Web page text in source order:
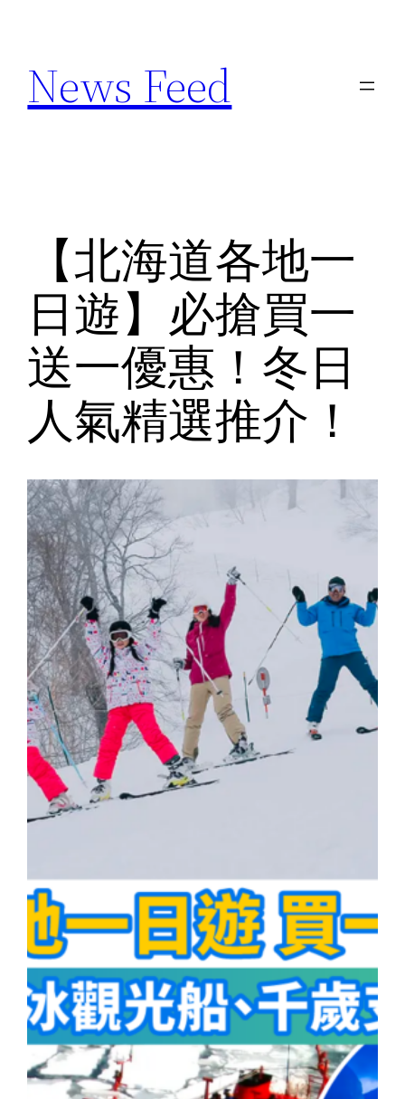
content
News Feed
【北海道各地一
日遊】必搶買一
送一優惠！冬日
人氣精選推介！